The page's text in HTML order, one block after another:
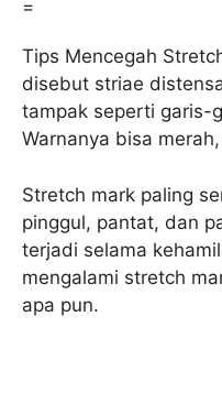
=
Tips Mencegah
disebut striae
tampak seperti garis-
Warnanya bisa
Stretch mark paling
pinggul, pantat, dan
terjadi selama
mengalami stretch
apa pun.